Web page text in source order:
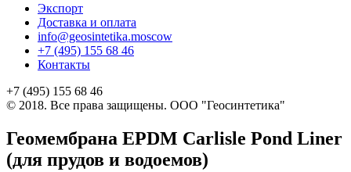
Экспорт
Доставка и оплата
info@geosintetika.moscow
+7 (495) 155 68 46
Контакты
+7 (495) 155 68 46
© 2018. Все права защищены. ООО "Геосинтетика"
Геомембрана EPDM Carlisle Pond Liner
(для прудов и водоемов)